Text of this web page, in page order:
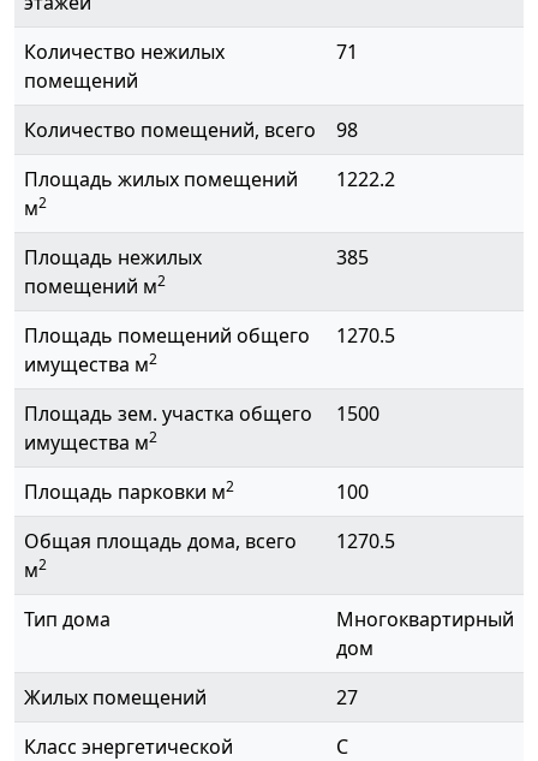
Количество нежилых
помещений
71
Количество помещений, всего
98
Площадь жилых помещений
м2
1222.2
Площадь нежилых
помещений м2
385
Площадь помещений общего
имущества м2
1270.5
Площадь зем. участка общего
имущества м2
1500
Площадь парковки м2
100
Общая площадь дома, всего
м2
1270.5
Тип дома
Многоквартирный
дом
Жилых помещений
27
Класс энергетической
C